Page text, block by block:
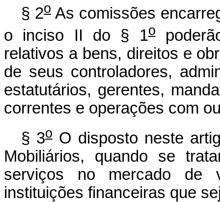
§ 2oAs comissões
o inciso II do § 1o
relativos a bens, direitos e
de seus controladores,
estatutários, gerentes,
correntes e operações com
§ 3oO disposto neste
Mobiliários, quando se
serviços no mercado de
instituições financeiras que